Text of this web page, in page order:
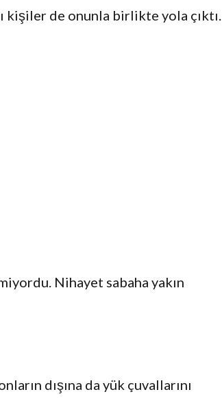
kişiler de onunla birlikte yola çıktı.
Nihayet sabaha yakın
dışına da yük çuvallarını